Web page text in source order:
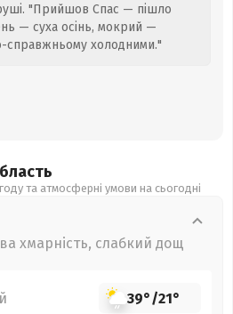
"Прийшов Спас — пішло
— суха осінь, мокрий —
справжньому холодними."
та атмосферні умови на сьогодні
хмарність, слабкий дощ
39°/21°